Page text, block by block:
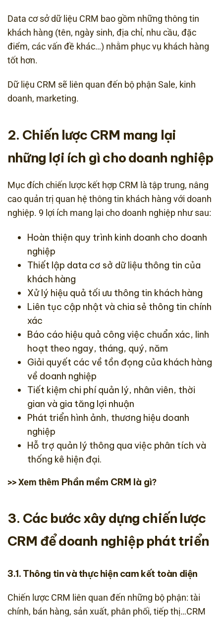
Data cơ sở dữ liệu CRM bao gồm những thông tin
khách hàng (tên, ngày sinh, địa chỉ, nhu cầu, đặc
điểm, các vấn đề khác…) nhằm phục vụ khách hàng
tốt hơn.
Dữ liệu CRM sẽ liên quan đến bộ phận Sale, kinh
doanh, marketing.
2. Chiến lược CRM mang lại
những lợi ích gì cho doanh nghiệp
Mục đích chiến lược kết hợp CRM là tập trung, nâng
cao quản trị quan hệ thông tin khách hàng với doanh
nghiệp. 9 lợi ích mang lại cho doanh nghiệp như sau:
Hoàn thiện quy trình kinh doanh cho doanh
nghiệp
Thiết lập data cơ sở dữ liệu thông tin của
khách hàng
Xử lý hiệu quả tối ưu thông tin khách hàng
Liên tục cập nhật và chia sẻ thông tin chính
xác
Báo cáo hiệu quả công việc chuẩn xác, linh
hoạt theo ngay, tháng, quý, năm
Giải quyết các về tồn đọng của khách hàng
về doanh nghiệp
Tiết kiệm chi phí quản lý, nhân viên, thời
gian và gia tăng lợi nhuận
Phát triển hình ảnh, thương hiệu doanh
nghiệp
Hỗ trợ quản lý thông qua việc phân tích và
thống kê hiện đại.
>> Xem thêm Phần mềm CRM là gì?
3. Các bước xây dựng chiến lược
CRM để doanh nghiệp phát triển
3.1. Thông tin và thực hiện cam kết toàn diện
Chiến lược CRM liên quan đến những bộ phận: tài
chính, bán hàng, sản xuất, phân phối, tiếp thị…CRM